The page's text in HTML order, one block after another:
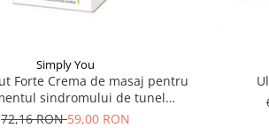
Simply You
Forte Crema de masaj pentru
sindromului de tunel
carpian 50ml
72,16 RON59,00 RON